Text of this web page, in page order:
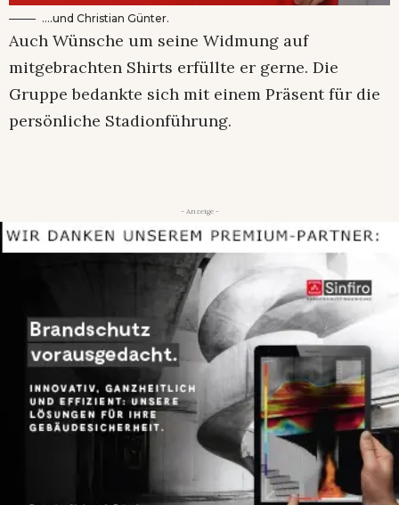
….und Christian Günter.
Auch Wünsche um seine Widmung auf
mitgebrachten Shirts erfüllte er gerne. Die
Gruppe bedankte sich mit einem Präsent für die
persönliche Stadionführung.
- Anzeige -